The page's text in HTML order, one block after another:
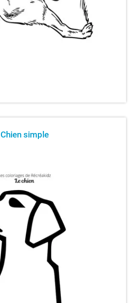
Chien simple